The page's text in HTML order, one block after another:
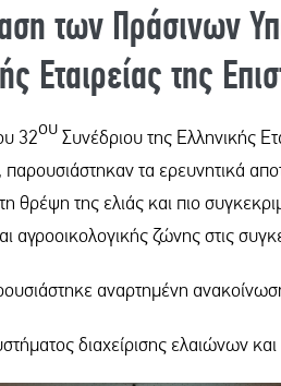
των Πράσινων
Εταιρείας της
32ουΣυνέδριου της Ελληνικής
τα ερευνητικά
θρέψη της ελιάς και πιο
αγροοικολογικής ζώνης στις
αναρτημένη
διαχείρισης ελαιώνων